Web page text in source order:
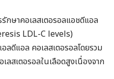
กษาคอเลสเตอรอลแอชดีแอล
LDL-C levels)
ลดีแอล คอเลสเตอรอลโดยรวม
เลสเตอรอลในเลือดสูงเนื่องจาก